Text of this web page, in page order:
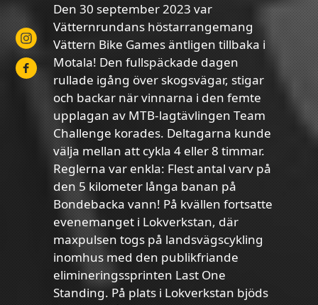
Den 30 september 2023 var
Vätternrundans höstarrangemang
Vättern Bike Games äntligen tillbaka i
Motala! Den fullspäckade dagen
rullade igång över skogsvägar, stigar
och backar när vinnarna i den femte
upplagan av MTB-lagtävlingen Team
Challenge korades. Deltagarna kunde
välja mellan att cykla 4 eller 8 timmar.
Reglerna var enkla: Flest antal varv på
den 5 kilometer långa banan på
Bondebacka vann! På kvällen fortsatte
evenemanget i Lokverkstan, där
maxpulsen togs på landsvägscykling
inomhus med den publikfriande
elimineringssprinten Last One
Standing. På plats i Lokverkstan bjöds